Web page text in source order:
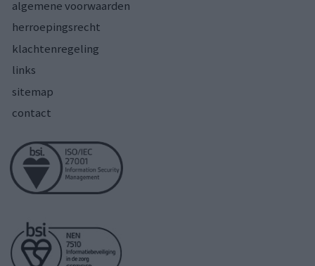
algemene voorwaarden
herroepingsrecht
klachtenregeling
links
sitemap
contact